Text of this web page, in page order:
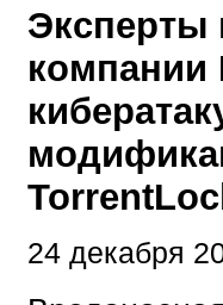
Эксперты
компании
24 декабря